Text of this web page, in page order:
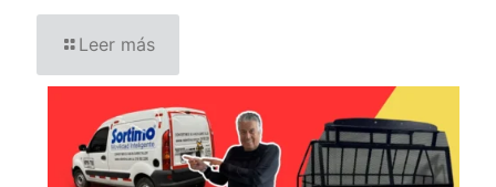
Leer más